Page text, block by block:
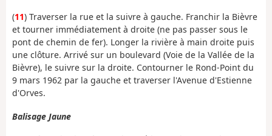
(11) Traverser la rue et la suivre à gauche. Franchir la Bièvre
et tourner immédiatement à droite (ne pas passer sous le
pont de chemin de fer). Longer la rivière à main droite puis
une clôture. Arrivé sur un boulevard (Voie de la Vallée de la
Bièvre), le suivre sur la droite. Contourner le Rond-Point du
9 mars 1962 par la gauche et traverser l'Avenue d'Estienne
d'Orves.
Balisage Jaune